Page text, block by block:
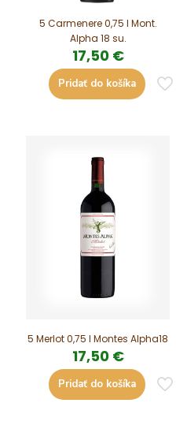
5 Carmenere 0,75 l Mont.
Alpha 18 su.
17,50 €
Pridať do košíka
5 Merlot 0,75 l Montes Alpha18
17,50 €
Pridať do košíka